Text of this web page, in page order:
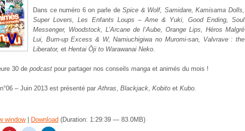
Dans ce numéro 6 on parle deSpice & Wolf, Samidare, Kamisama Dolls,
Super Lovers, Les Enfants Loups – Ame & Yuki, Good Ending, Soul
Messenger, Woodstock, L’Arcane de l’Aube, Orange Lips, Héros Malgré
Lui, Burn-up Excess & W, Namiuchigiwa no Muromi-san, Valvrave : the
Liberator, et Hentai Ôji to Warawanai Neko.
30 de podcast pour partager nos conseils manga et animés du mois !
n°06 – Juin 2013 est présenté parAthras, Blackjack, Kobito et Kubo.
window| Download (Duration: 1:29:39 — 83.0MB)